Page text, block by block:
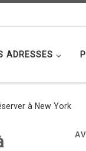
ADRESSES
à New York